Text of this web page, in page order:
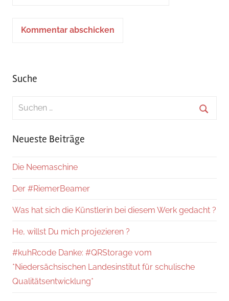
Suche
Suchen
Neueste Beiträge
Die Neemaschine
Der #RiemerBeamer
Was hat sich die Künstlerin bei diesem Werk gedacht ?
He, willst Du mich projezieren ?
#kuhRcode Danke: #QRStorage vom
*Niedersächsischen Landesinstitut für schulische
Qualitätsentwicklung*